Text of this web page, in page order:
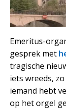
Emeritus-
gesprek met
tragische
iets wreeds,
iemand hebt
op het orgel